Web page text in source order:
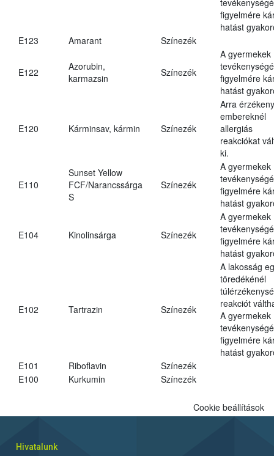
figyelmére
hatást
E123
Amarant Színezék
E122
Azorubin,
karmazsin
Színezék
A gyermekek
figyelmére
hatást
E120 Kárminsav, kármin Színezék
Arra érzékeny
embereknél
allergiás
reakciókat
ki.
E110
Sunset Yellow
FCF/Narancssárga
S
Színezék
A gyermekek
figyelmére
hatást
E104 Kinolinsárga Színezék
A gyermekek
figyelmére
hatást
E102 Tartrazin Színezék
A lakosság
töredékénél
reakciót
A gyermekek
figyelmére
hatást
E101
Riboflavin
Színezék
E100
Kurkumin Színezék
Cookie beállítások
Hivatalunk